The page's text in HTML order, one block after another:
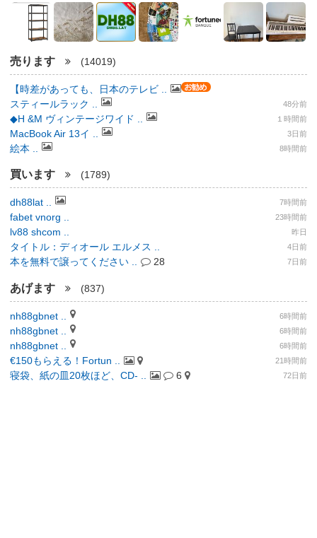
売ります (14019)
【時差があっても、日本のテレビ ..
スティールラック ..
48分前
◆H &M ヴィンテージワイド .. １時間前
MacBook Air 13イ .. 3日前
絵本 .. 8時間前
買います (1789)
dh88lat .. 7時間前
fabet vnorg .. 23時間前
lv88 shcom .. 昨日
タイトル：ディオール エルメス .. 4日前
本を無料で譲ってください .. 28 7日前
あげます (837)
nh88gbnet .. 6時間前
nh88gbnet .. 6時間前
nh88gbnet .. 6時間前
€150もらえる！Fortun .. 21時間前
寝袋、紙の皿20枚ほど、CD- .. 6 72日前